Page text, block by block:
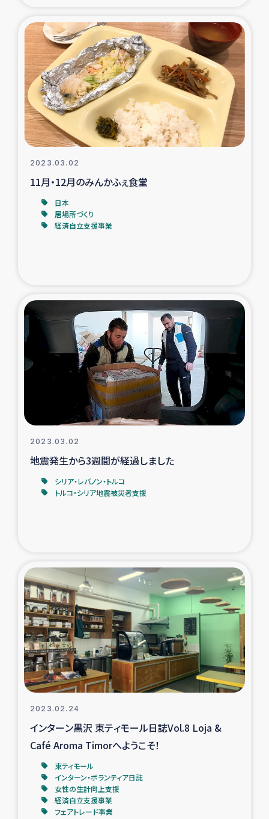
トルコ・シリア地震被災者支援
デニヤヤ小規模紅茶農家支援
コーヒー生産者支援
アイナロ県マウベシ郡でのコーヒー畑改善事業
女性の生計向上支援
アグロフォレストリー（カカオ）事業
2023.03.02
11月・12月のみんかふぇ食堂
日本
居場所づくり
経済自立支援事業
2023.03.02
地震発生から3週間が経過しました
シリア・レバノン・トルコ
トルコ・シリア地震被災者支援
2023.02.24
インターン黒沢 東ティモール日誌Vol.8 Loja &
Café Aroma Timorへようこそ！
東ティモール
インターン・ボランティア日誌
女性の生計向上支援
経済自立支援事業
フェアトレード事業